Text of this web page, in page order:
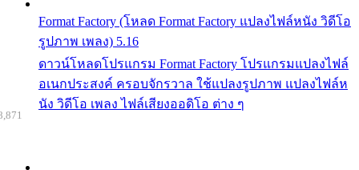
Format Factory (โหลด Format Factory แปลงไฟล์หนัง วิดีโอ
รูปภาพ เพลง) 5.16
ดาวน์โหลดโปรแกรม Format Factory โปรแกรมแปลงไฟล์
อเนกประสงค์ ครอบจักรวาล ใช้แปลงรูปภาพ แปลงไฟล์ห
นัง วิดีโอ เพลง ไฟล์เสียงออดิโอ ต่าง ๆ